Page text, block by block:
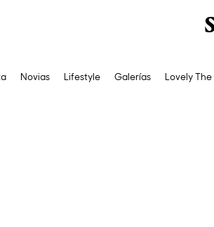
Novias Lifestyle Galerías Lovely